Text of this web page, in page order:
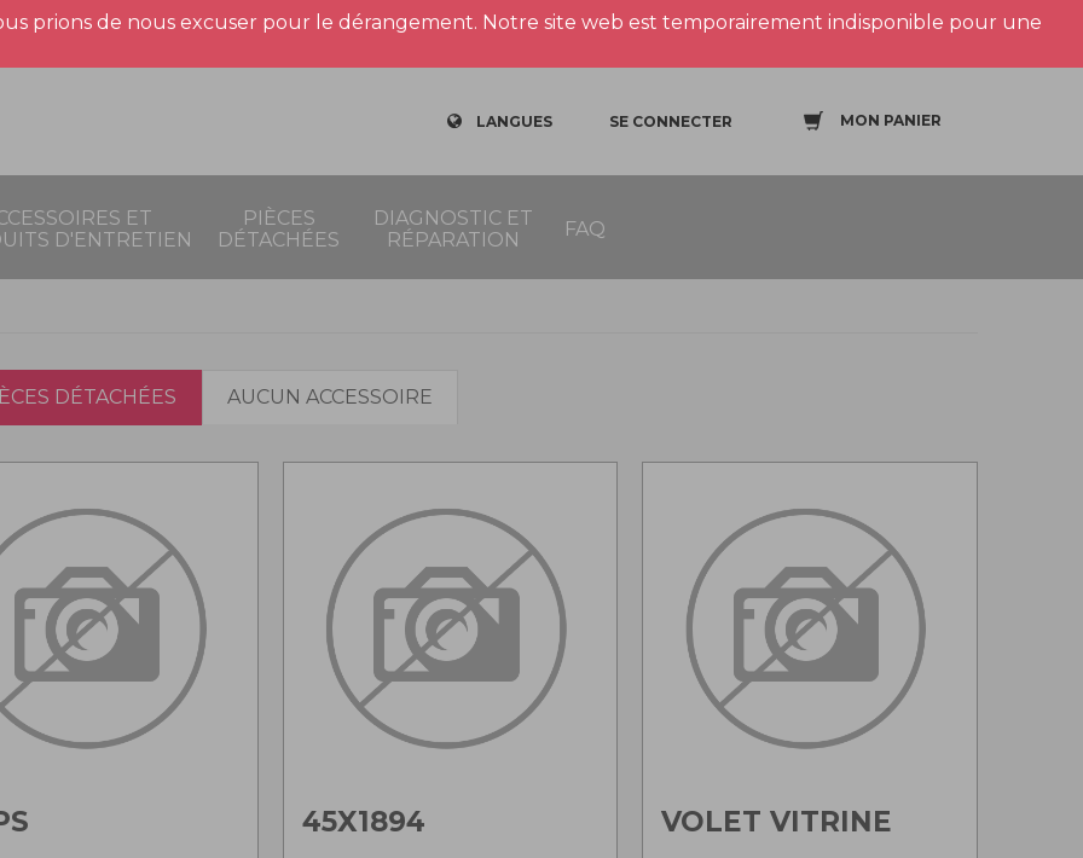
prions de nous excuser pour le dérangement. Notre site web est temporairement indisponible pour une
LANGUES SE CONNECTER MON PANIER
ET
D'ENTRETIEN
PIÈCES
DÉTACHÉES
DIAGNOSTIC ET
RÉPARATION
FAQ
DÉTACHÉES AUCUN ACCESSOIRE
45X1894 VOLET VITRINE